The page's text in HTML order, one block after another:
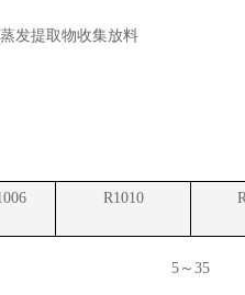
发提取物收集放料
R1010
5～35